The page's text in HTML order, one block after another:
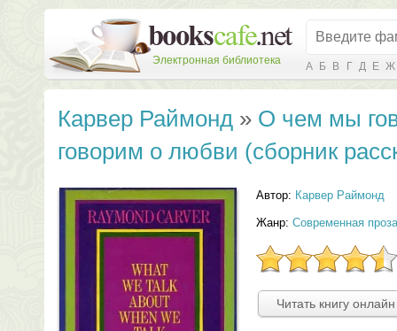
Электронная библиотека А Б В Г Д Е Ж
Карвер Раймонд » О чем мы
говорим о любви (сборник
Автор: Карвер Раймонд
Жанр: Современная проза
Читать книгу